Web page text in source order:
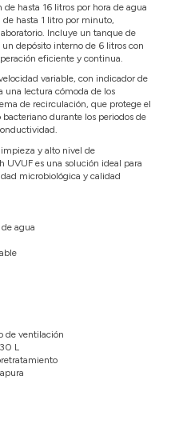
hasta 16 litros por hora de agua
hasta 1 litro por minuto,
Incluye un tanque de
depósito interno de 6 litros con
eficiente y continua.
variable, con indicador de
una lectura cómoda de los
de recirculación, que protege el
durante los periodos de
y alto nivel de
UVUF es una solución ideal para
microbiológica y calidad
agua
de ventilación
L